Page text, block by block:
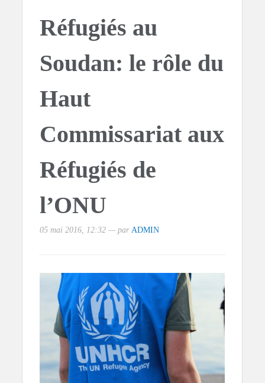
Réfugiés au
Soudan: le rôle du
Haut
Commissariat aux
Réfugiés de
l’ONU
05 mai 2016, 12:32 — par ADMIN